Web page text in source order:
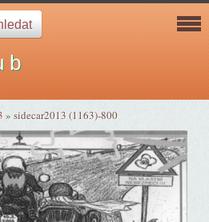
b
»sidecar2013 (1163)-800